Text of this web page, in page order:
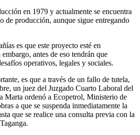
en 1979 y actualmente se encuentra
de producción, aunque sigue entregando
es que este proyecto esté en
antes de eso tendrán que
operativos, legales y sociales.
es que a través de un fallo de tutela,
un juez del Juzgado Cuarto Laboral del
Marta ordenó a Ecopetrol, Ministerio de
a que se suspenda inmediatamente la
que se realice una consulta previa con la